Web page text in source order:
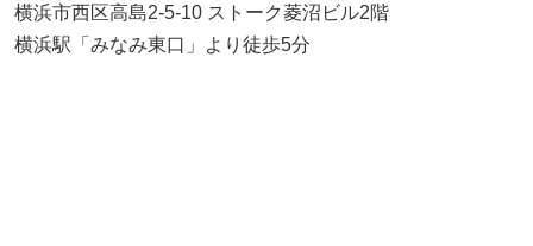
横浜市西区高島2-5-10 ストーク菱沼ビル2階
横浜駅「みなみ東口」より徒歩5分